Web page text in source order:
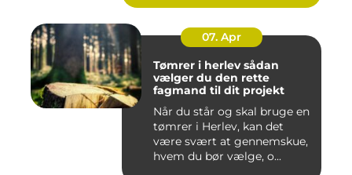
07. Apr
Tømrer i herlev sådan
vælger du den rette
fagmand til dit projekt
Når du står og skal bruge en
tømrer i Herlev, kan det
være svært at gennemskue,
hvem du bør vælge, o...